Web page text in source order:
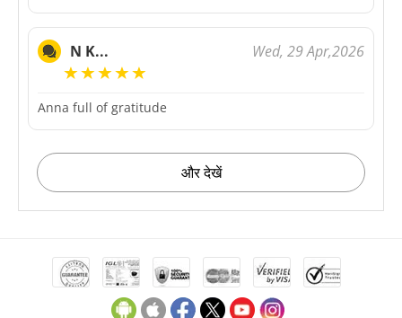
N K... Wed, 29 Apr,2026
Anna full of gratitude
और देखें